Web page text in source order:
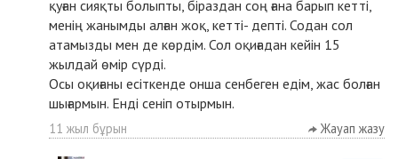
қуған сияқты болыпты, біраздан соң ғана барып кетті,
менің жанымды алған жоқ, кетті- депті. Содан сол
атамызды мен де көрдім. Сол оқиғадан кейін 15
жылдай өмір сүрді.
Осы оқиғаны есіткенде онша сенбеген едім, жас болған
шығармын. Енді сеніп отырмын.
11 жыл бұрын Жауап жазу